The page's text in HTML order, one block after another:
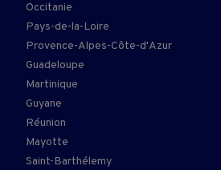
Occitanie
Pays-de-la-Loire
Provence-Alpes-Côte-d'Azur
Guadeloupe
Martinique
Guyane
Réunion
Mayotte
Saint-Barthélemy